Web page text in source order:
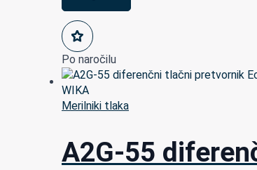
Po naročilu
Merilniki tlaka
A2G-55